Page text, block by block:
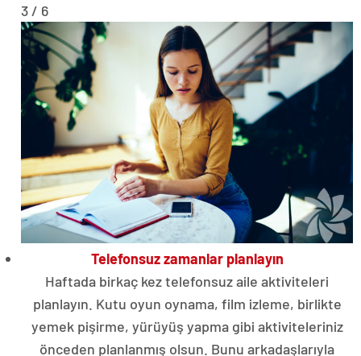
3 / 6
Telefonsuz zamanlar planlayın
Haftada birkaç kez telefonsuz aile aktiviteleri
planlayın. Kutu oyun oynama, film izleme, birlikte
yemek pişirme, yürüyüş yapma gibi aktiviteleriniz
önceden planlanmış olsun. Bunu arkadaşlarıyla